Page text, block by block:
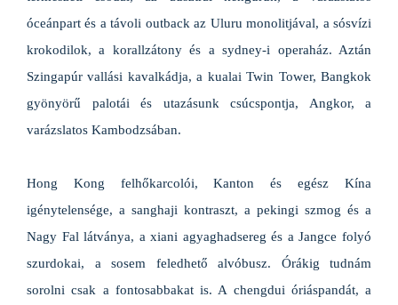
óceánpart és a távoli outback az Uluru monolitjával, a sósvízi
krokodilok, a korallzátony és a sydney-i operaház. Aztán
Szingapúr vallási kavalkádja, a kualai Twin Tower, Bangkok
gyönyörű palotái és utazásunk csúcspontja, Angkor, a
varázslatos Kambodzsában.
Hong Kong felhőkarcolói, Kanton és egész Kína
igénytelensége, a sanghaji kontraszt, a pekingi szmog és a
Nagy Fal látványa, a xiani agyaghadsereg és a Jangce folyó
szurdokai, a sosem feledhető alvóbusz. Órákig tudnám
sorolni csak a fontosabbakat is. A chengdui óriáspandát, a